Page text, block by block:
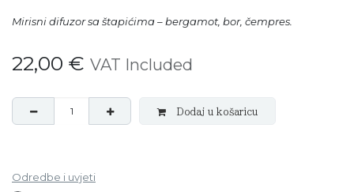
Mirisni difuzor sa štapićima – bergamot, bor, čempres.
22,00 € VAT Included
Dodaj u košaricu
Odredbe i uvjeti